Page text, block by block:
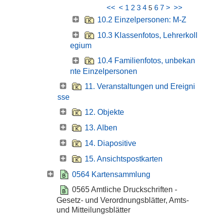
<< < 1 2 3 4 5 6 7 > >>
10.2 Einzelpersonen: M-Z
10.3 Klassenfotos, Lehrerkoll
egium
10.4 Familienfotos, unbekan
nte Einzelpersonen
11. Veranstaltungen und Ereigni
sse
12. Objekte
13. Alben
14. Diapositive
15. Ansichtspostkarten
0564 Kartensammlung
0565 Amtliche Druckschriften -
Gesetz- und Verordnungsblätter, Amts-
und Mitteilungsblätter